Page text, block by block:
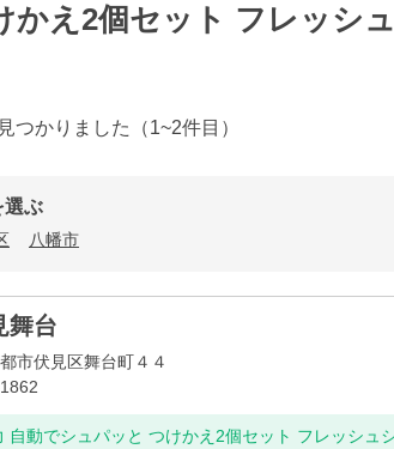
かえ2個セット フレッシ
つかりました （1~2件目）
選ぶ
八幡市
舞台
市伏見区舞台町４４
自動でシュパッと つけかえ2個セット フレッシュ